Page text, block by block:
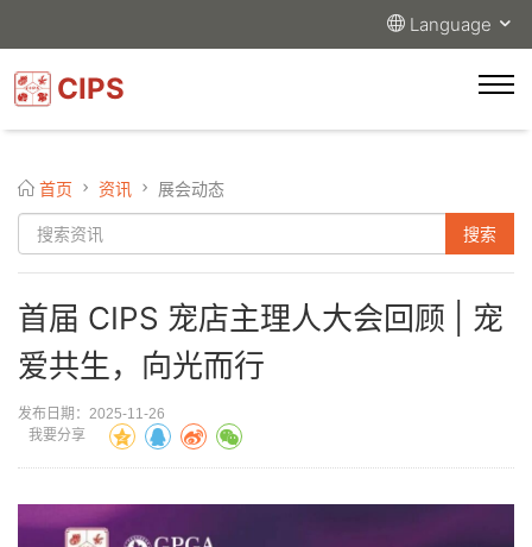
Language
CIPS
首页 资讯 展会动态
首届 CIPS 宠店主理人大会回顾 | 宠
爱共生，向光而行
发布日期：2025-11-26
我要分享